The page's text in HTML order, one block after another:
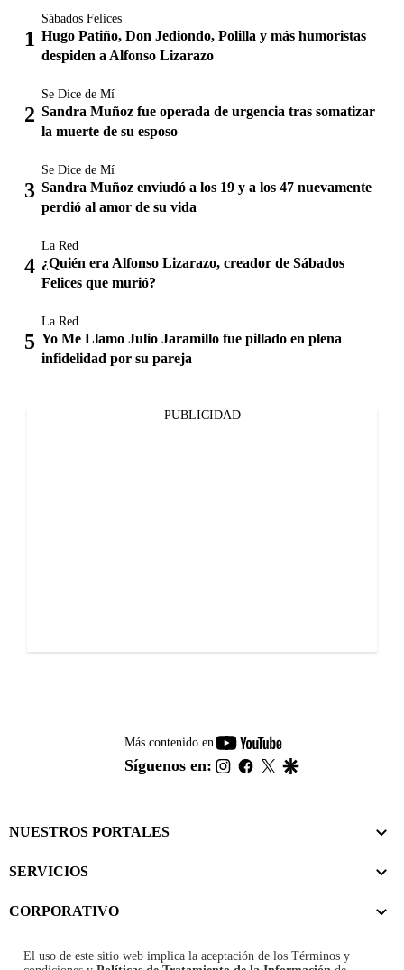
Sábados Felices
Hugo Patiño, Don Jediondo, Polilla y más humoristas
despiden a Alfonso Lizarazo
Se Dice de Mí
Sandra Muñoz fue operada de urgencia tras somatizar
la muerte de su esposo
Se Dice de Mí
Sandra Muñoz enviudó a los 19 y a los 47 nuevamente
perdió al amor de su vida
La Red
¿Quién era Alfonso Lizarazo, creador de Sábados
Felices que murió?
La Red
Yo Me Llamo Julio Jaramillo fue pillado en plena
infidelidad por su pareja
PUBLICIDAD
Más contenido en
youtube-
footer
Síguenos en: instagram
facebook
twitter
NUESTROS PORTALES
SERVICIOS
CORPORATIVO
El uso de este sitio web implica la aceptación de los Términos y